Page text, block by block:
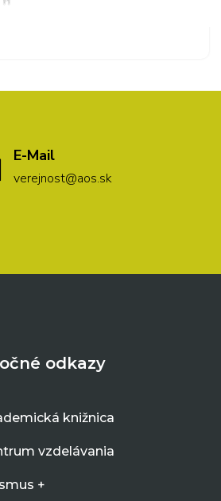
E-Mail
verejnost@aos.sk
odkazy
knižnica
vzdelávania
+